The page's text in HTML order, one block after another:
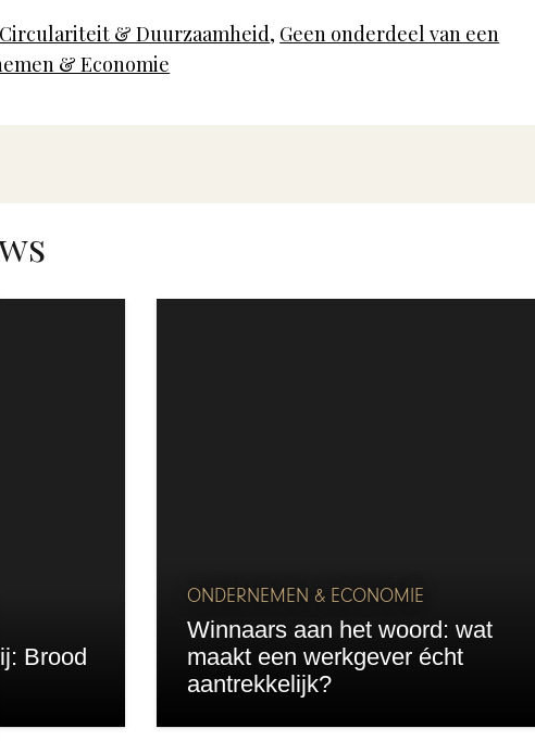
Circulariteit & Duurzaamheid, Geen onderdeel van een
& Economie
Brood
ONDERNEMEN & ECONOMIE
Winnaars aan het woord: wat
maakt een werkgever écht
aantrekkelijk?